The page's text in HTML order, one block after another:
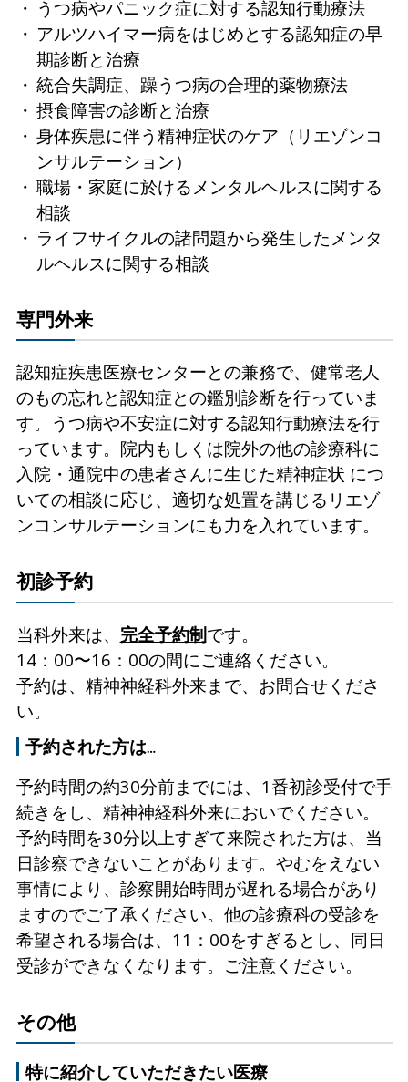
うつ病やパニック症に対する認知行動療法
アルツハイマー病をはじめとする認知症の早
期診断と治療
統合失調症、躁うつ病の合理的薬物療法
摂食障害の診断と治療
身体疾患に伴う精神症状のケア（リエゾンコ
ンサルテーション）
職場・家庭に於けるメンタルヘルスに関する
相談
ライフサイクルの諸問題から発生したメンタ
ルヘルスに関する相談
専門外来
認知症疾患医療センターとの兼務で、健常老人
のもの忘れと認知症との鑑別診断を行っていま
す。うつ病や不安症に対する認知行動療法を行
っています。院内もしくは院外の他の診療科に
入院・通院中の患者さんに生じた精神症状 につ
いての相談に応じ、適切な処置を講じるリエゾ
ンコンサルテーションにも力を入れています。
初診予約
当科外来は、 完全予約制です。
14：00〜16：00の間にご連絡ください。
予約は、精神神経科外来まで、お問合せくださ
い。
予約された方は…
予約時間の約30分前までには、1番初診受付で手
続きをし、精神神経科外来においでください。
予約時間を30分以上すぎて来院された方は、当
日診察できないことがあります。やむをえない
事情により、診察開始時間が遅れる場合があり
ますのでご了承ください。他の診療科の受診を
希望される場合は、11：00をすぎるとし、同日
受診ができなくなります。ご注意ください。
その他
特に紹介していただきたい医療